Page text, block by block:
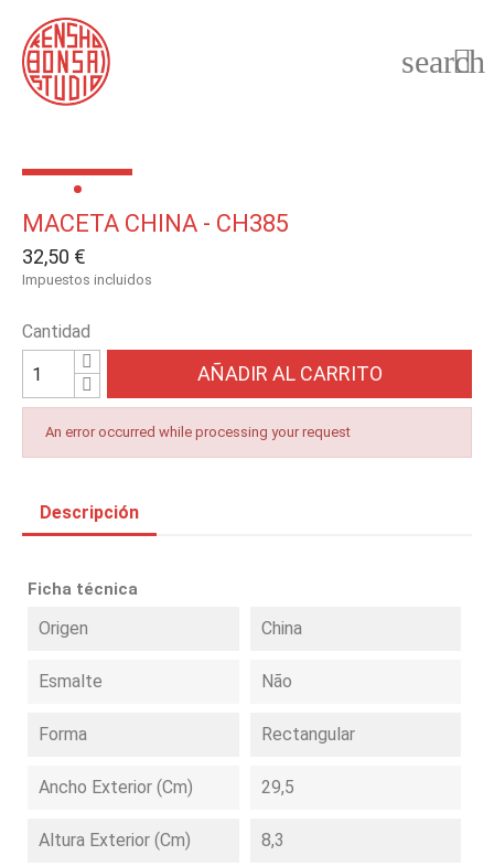

search
MACETA CHINA - CH385
32,50 €
Impuestos incluidos
Cantidad
AÑADIR AL CARRITO
An error occurred while processing your request
Descripción
Ficha técnica
Origen China
Esmalte Não
Forma Rectangular
Ancho Exterior (cm) 29,5
Altura Exterior (cm) 8,3